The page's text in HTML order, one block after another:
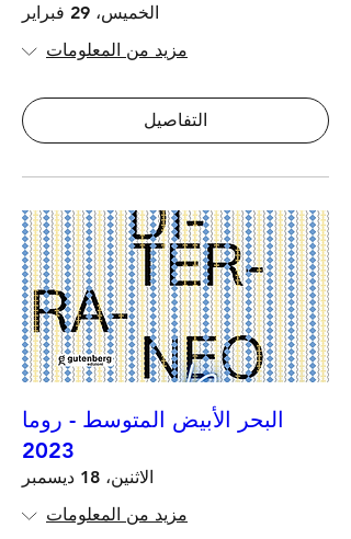
الخميس، 29 فبراير
مزيد من المعلومات
التفاصيل
البحر الأبيض المتوسط - روما
2023
الاثنين، 18 ديسمبر
مزيد من المعلومات